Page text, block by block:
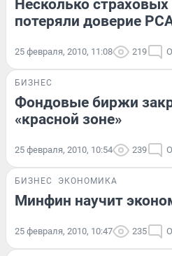
Несколько
потеряли доверие
25 февраля, 2010, 11:08 219
БИЗНЕС
Фондовые биржи
«красной зоне»
25 февраля, 2010, 10:54 239
БИЗНЕС ЭКОНОМИКА
Минфин научит
25 февраля, 2010, 10:47 235